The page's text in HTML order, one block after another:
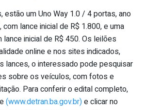
estão um Uno Way 1.0 / 4 portas, ano
lance inicial de R$ 1.800, e uma
lance inicial de R$ 450. Os leilões
online e nos sites indicados,
lances, o interessado pode pesquisar
sobre os veículos, com fotos e
Para conferir o edital completo,
(www.detran.ba.gov.br)e clicar no